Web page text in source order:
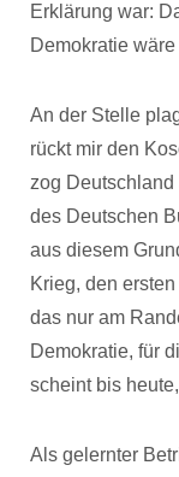
Erklärung war:
Demokratie
An der Stelle
rückt mir den
zog
des Deutschen
aus diesem
Krieg, den
das nur am
Demokratie, für
scheint bis
Als gelernter